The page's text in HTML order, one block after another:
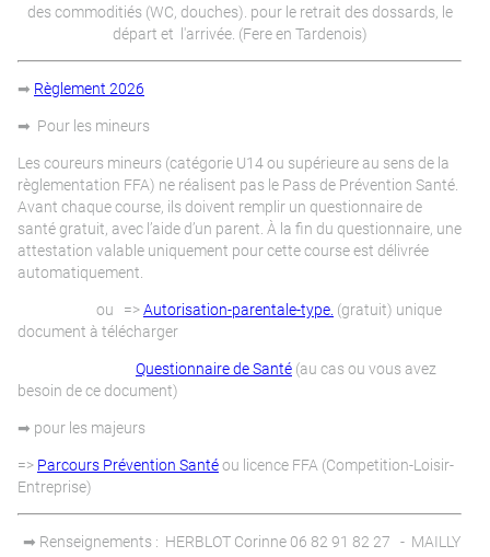
des commoditiés (WC, douches). pour le retrait des dossards, le
départ et l'arrivée. (Fere en Tardenois)
➡ Règlement 2026
➡ Pour les mineurs
Les coureurs mineurs (catégorie U14 ou supérieure au sens de la
règlementation FFA) ne réalisent pas le Pass de Prévention Santé.
Avant chaque course, ils doivent remplir un questionnaire de
santé gratuit, avec l’aide d’un parent. À la fin du questionnaire, une
attestation valable uniquement pour cette course est délivrée
automatiquement.
ou =>Autorisation-parentale-type. (gratuit) unique
document à télécharger
Questionnaire de Santé (au cas ou vous avez
besoin de ce document)
➡ pour les majeurs
=> Parcours Prévention Santéou licence FFA (Competition-Loisir-
Entreprise)
➡ Renseignements : HERBLOT Corinne 06 82 91 82 27 - MAILLY